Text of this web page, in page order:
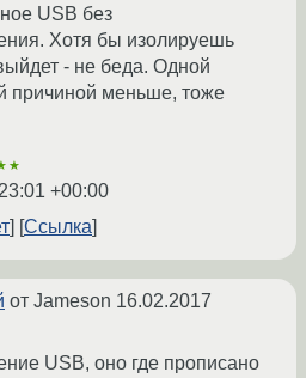
USB без
Хотя бы изолируешь
- не беда. Одной
причиной меньше, тоже
+00:00
Ссылка
от Jameson 16.02.2017
USB, оно где прописано